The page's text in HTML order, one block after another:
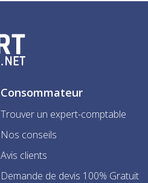
Consommateur
Trouver un expert-comptable
Nos conseils
Avis clients
Demande de devis 100% Gratuit